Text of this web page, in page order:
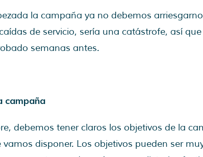
la campaña ya no debemos
de servicio, sería una catástrofe, así
semanas antes.
campaña
debemos tener claros los objetivos de la
vamos disponer. Los objetivos pueden ser